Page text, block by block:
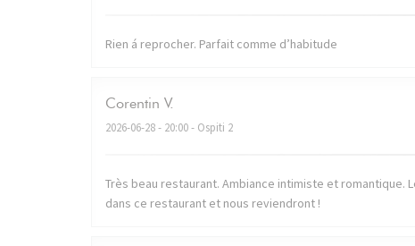
Rien á reprocher. Parfait comme d’habitude
Corentin V
2026-06-28- 20:00 - Ospiti 2
Très beau restaurant. Ambiance intimiste et
dans ce restaurant et nous reviendront !